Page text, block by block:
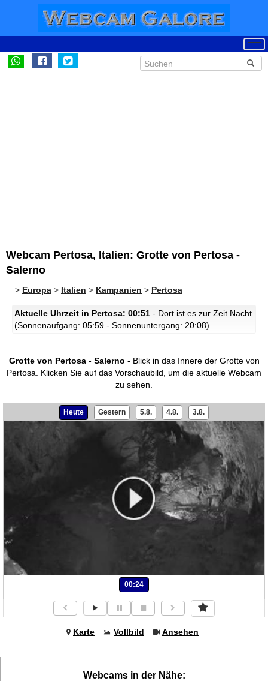
Webcam Pertosa, Italien: Grotte von Pertosa -
Salerno
> Europa > Italien > Kampanien > Pertosa
Aktuelle Uhrzeit in Pertosa: 00:51 - Dort ist es zur Zeit Nacht
(Sonnenaufgang: 05:59 - Sonnenuntergang: 20:08)
Grotte von Pertosa - Salerno - Blick in das Innere der Grotte von
Pertosa.
Klicken Sie auf das Vorschaubild, um die aktuelle Webcam
zu sehen.
Heute Gestern 5.8. 4.8. 3.8.
00:24
Karte Vollbild Ansehen
Webcams in der Nähe: